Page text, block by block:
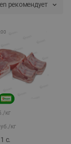
рекомендует
кг
кг
с.